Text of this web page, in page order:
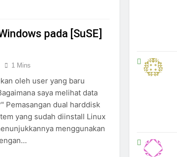
pada [SuSE]
1 Mins
oleh user yang baru
saya melihat data
Pemasangan dual harddisk
yang sudah diinstall Linux
menggunakan